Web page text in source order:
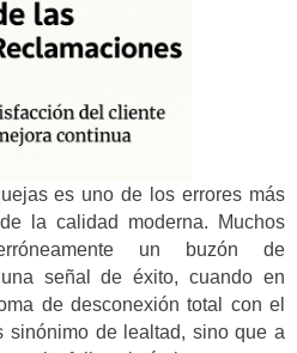
es uno de los errores más
la calidad moderna. Muchos
un buzón de
señal de éxito, cuando en
de desconexión total con el
sinónimo de lealtad, sino que a